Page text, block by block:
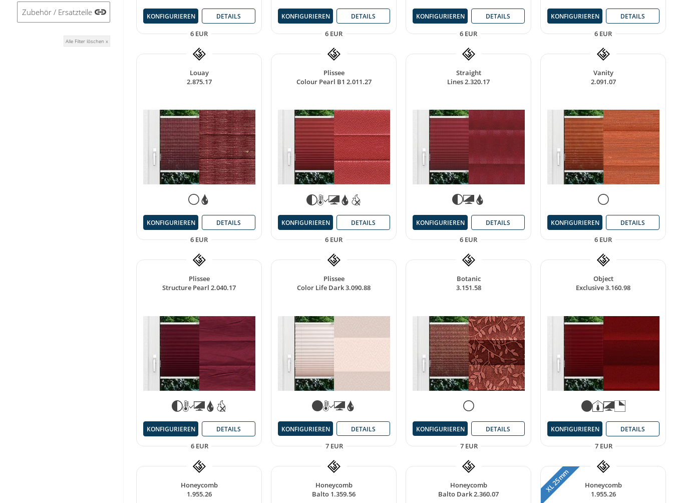
Zubehör / Ersatzteile
Alle Filter löschen x
6 EUR
KONFIGURIEREN DETAILS
6 EUR
KONFIGURIEREN DETAILS
6 EUR
KONFIGURIEREN DETAILS
6 EUR
KONFIGURIEREN DETAILS
Louay
2.875.17
6 EUR
KONFIGURIEREN DETAILS
Plissee
Colour Pearl B1 2.011.27
6 EUR
KONFIGURIEREN DETAILS
Straight
Lines 2.320.17
6 EUR
KONFIGURIEREN DETAILS
Vanity
2.091.07
6 EUR
KONFIGURIEREN DETAILS
Plissee
Structure Pearl 2.040.17
6 EUR
KONFIGURIEREN DETAILS
Plissee
Color Life Dark 3.090.88
7 EUR
KONFIGURIEREN DETAILS
Botanic
3.151.58
7 EUR
KONFIGURIEREN DETAILS
Object
Exclusive 3.160.98
7 EUR
KONFIGURIEREN DETAILS
Honeycomb
1.955.26
Honeycomb
Balto 1.359.56
Honeycomb
Balto Dark 2.360.07
Honeycomb
1.955.26
XL 25 mm